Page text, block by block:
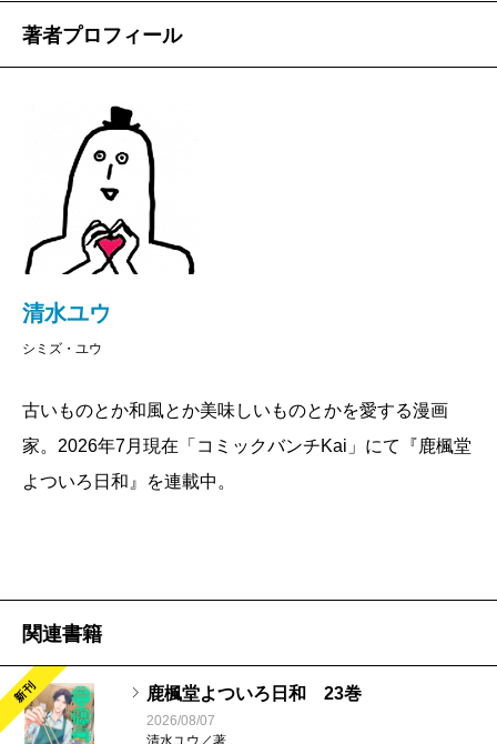
著者プロフィール
清水ユウ
シミズ・ユウ
古いものとか和風とか美味しいものとかを愛する漫画
家。2026年7月現在「コミックバンチKai」にて『鹿楓堂
よついろ日和』を連載中。
関連書籍
新刊 鹿楓堂よついろ日和 23巻
2026/08/07
清水ユウ／著